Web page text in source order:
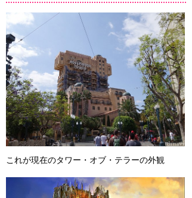
これが現在のタワー・オブ・テラーの外観